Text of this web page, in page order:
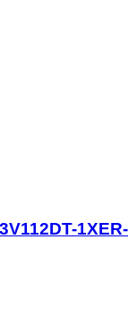
1XER-